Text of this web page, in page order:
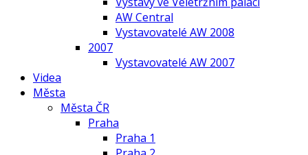
AW Central
Vystavovatelé AW 2008
2007
Vystavovatelé AW 2007
Videa
Města
Města ČR
Praha
Praha 1